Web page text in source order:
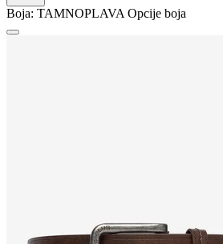
Boja: TAMNOPLAVA Opcije boja